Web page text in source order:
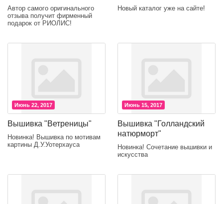
Автор самого оригинального
отзыва получит фирменный
подарок от РИОЛИС!
Новый каталог уже на сайте!
Июнь 22, 2017
Вышивка "Ветреницы"
Новинка! Вышивка по мотивам
картины Д.У.Уотерхауса
Июнь 15, 2017
Вышивка "Голландский
натюрморт"
Новинка! Сочетание вышивки и
искусства